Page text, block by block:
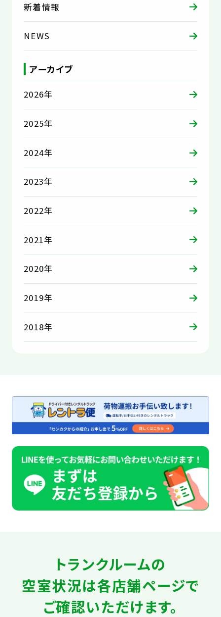
新着情報
NEWS
アーカイブ
2026年
2025年
2024年
2023年
2022年
2021年
2020年
2019年
2018年
トランクルームの
空室状況は各店舗ページで
ご確認いただけます。